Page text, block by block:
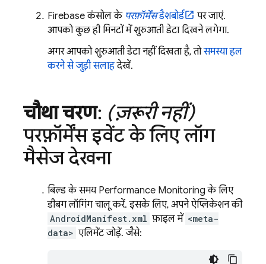
Firebaseकंसोल के परफ़ॉर्मेंसडैशबोर्ड
पर जाएं.
आपको कुछ ही मिनटों में शुरुआती डेटा दिखने लगेगा.
अगर आपको शुरुआती डेटा नहीं दिखता है, तोसमस्या हल
करने से जुड़ी सलाहदेखें.
चौथा चरण: (ज़रूरी नहीं)
परफ़ॉर्मेंस इवेंट के लिए लॉग
मैसेज देखना
बिल्ड के समय Performance Monitoring के लिए
डीबग लॉगिंग चालू करें. इसके लिए, अपने ऐप्लिकेशन की
AndroidManifest.xml फ़ाइल में <meta-
data> एलिमेंट जोड़ें. जैसे: